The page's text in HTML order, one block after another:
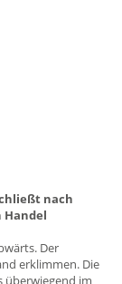
nach
Handel
Der
erklimmen. Die
überwiegend im